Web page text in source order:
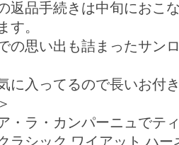
返品手続きは中旬におこ
す。
の思い出も詰まったサン
に入ってるので長いお付
・ラ・カンパーニュでテ
ラシック ワイアット ハ